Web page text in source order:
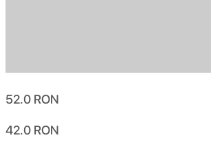
52.0 RON
42.0 RON